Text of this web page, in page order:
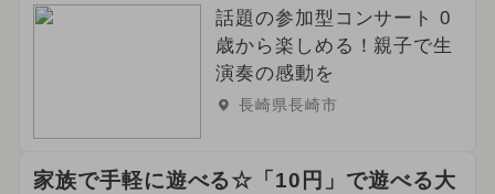
話題の参加型コンサート 0
歳から楽しめる！親子で生
演奏の感動を
長崎県長崎市
家族で手軽に遊べる☆「10円」で遊べる大